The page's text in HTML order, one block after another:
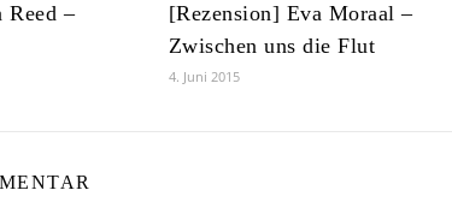
Reed –
[Rezension] Eva Moraal –
Zwischen uns die Flut
4. Juni 2015